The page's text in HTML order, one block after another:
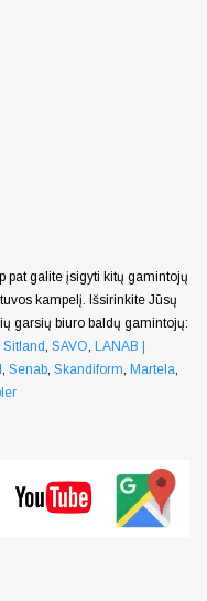
pat galite įsigyti kitų gamintojų
kampelį. Išsirinkite Jūsų
garsių biuro baldų gamintojų:
Sitland, SAVO, LANAB |
, Senab, Skandiform, Martela,